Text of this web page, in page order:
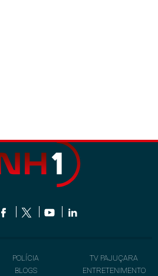
POLÍCIA
BLOGS
TV PAJUÇARA
ENTRETENIMENTO